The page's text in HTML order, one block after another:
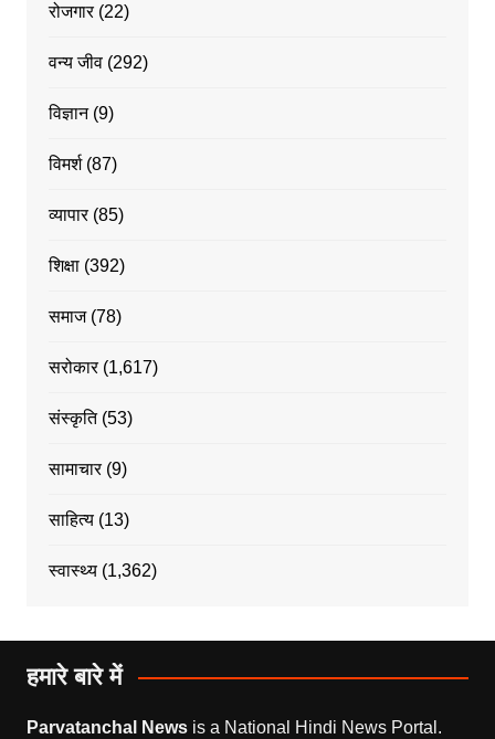
रोजगार(22)
वन्य जीव(292)
विज्ञान(9)
विमर्श(87)
व्यापार(85)
शिक्षा(392)
समाज(78)
सरोकार(1,617)
संस्कृति(53)
सामाचार(9)
साहित्य(13)
स्वास्थ्य(1,362)
हमारे बारे में
Parvatanchal Newsis a National Hindi News Portal.